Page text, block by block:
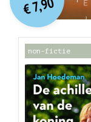
was:
€ 21,99.
€7,90
is:
€ 7,90.
non-fictie